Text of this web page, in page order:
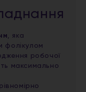
, яка
фолікулом
робочої
максимально